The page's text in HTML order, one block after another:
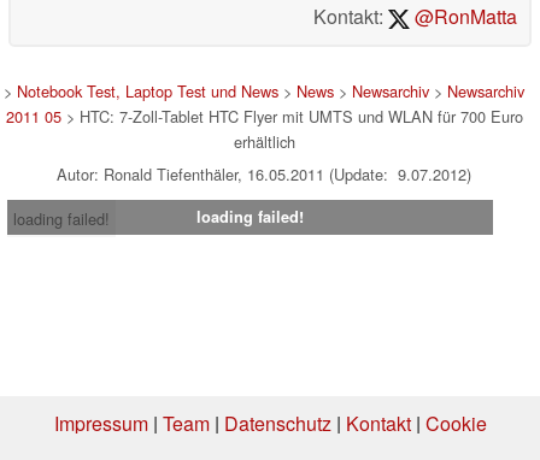
Kontakt:
@RonMatta
> Notebook Test, Laptop Test und News > News > Newsarchiv > Newsarchiv
2011 05> HTC: 7-Zoll-Tablet HTC Flyer mit UMTS und WLAN für 700 Euro
erhältlich
Autor: Ronald Tiefenthäler, 16.05.2011 (Update: 9.07.2012)
loading failed!
loading failed!
Impressum| Team| Datenschutz| Kontakt| Cookie